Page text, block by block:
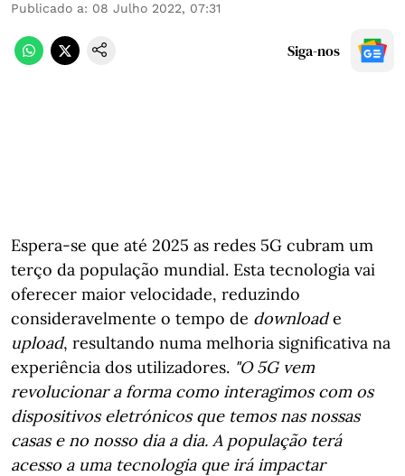
Publicado a: 08 Julho 2022, 07:31
Siga-nos
Espera-se que até 2025 as redes 5G cubram um
terço da população mundial. Esta tecnologia vai
oferecer maior velocidade, reduzindo
consideravelmente o tempo de downloade
upload, resultando numa melhoria significativa na
experiência dos utilizadores. "O 5G vem
revolucionar a forma como interagimos com os
dispositivos eletrónicos que temos nas nossas
casas e no nosso dia a dia. A população terá
acesso a uma tecnologia que irá impactar